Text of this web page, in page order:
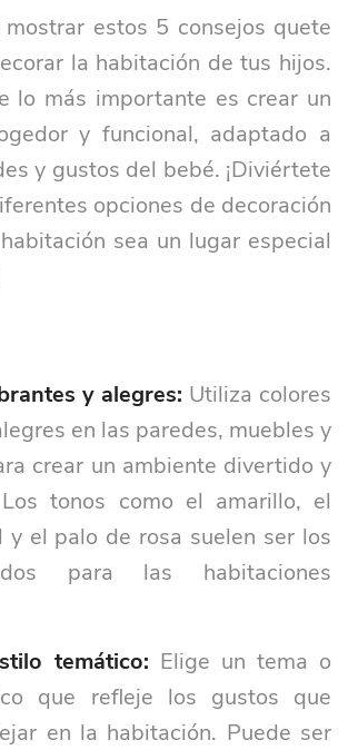
mostrar estos 5 consejos quete
la habitación de tus hijos.
lo más importante es crear un
y funcional, adaptado a
y gustos del bebé. ¡Diviértete
opciones de decoración
sea un lugar especial
y alegres: Utiliza colores
en las paredes, muebles y
crear un ambiente divertido y
tonos como el amarillo, el
y el palo de rosa suelen ser los
para las habitaciones
temático: Elige un tema o
que refleje los gustos que
en la habitación. Puede ser